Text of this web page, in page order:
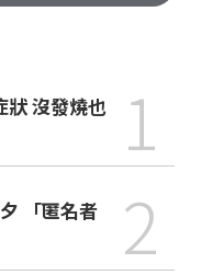
1
「匿名者
2